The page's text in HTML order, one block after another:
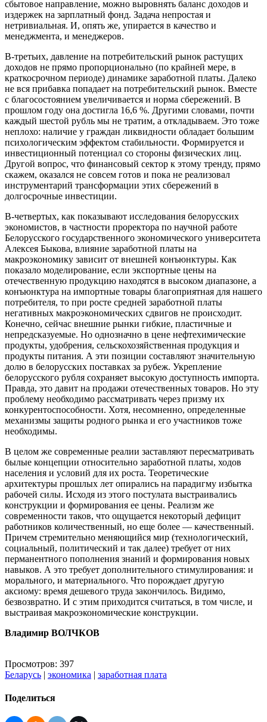
сбытовое направление, можно выровнять баланс доходов и
издержек на зарплатный фонд. Задача непростая и
нетривиальная. И, опять же, упирается в качество и
менеджмента, и менеджеров.
В-третьих, давление на потребительский рынок растущих
доходов не прямо пропорционально (по крайней мере, в
краткосрочном периоде) динамике заработной платы. Далеко
не вся прибавка попадает на потребительский рынок. Вместе
с благосостоянием увеличивается и норма сбережений. В
прошлом году она достигла 16,6 %. Другими словами, почти
каждый шестой рубль мы не тратим, а откладываем. Это тоже
неплохо: наличие у граждан ликвидности обладает большим
психологическим эффектом стабильности. Формируется и
инвестиционный потенциал со стороны физических лиц.
Другой вопрос, что финансовый сектор к этому тренду, прямо
скажем, оказался не совсем готов и пока не реализовал
инструментарий трансформации этих сбережений в
долгосрочные инвестиции.
В-четвертых, как показывают исследования белорусских
экономистов, в частности проректора по научной работе
Белорусского государственного экономического университета
Алексея Быкова, влияние заработной платы на
макроэкономику зависит от внешней конъюнктуры. Как
показало моделирование, если экспортные цены на
отечественную продукцию находятся в высоком диапазоне, а
конъюнктура на импортные товары благоприятная для нашего
потребителя, то при росте средней заработной платы
негативных макроэкономических сдвигов не происходит.
Конечно, сейчас внешние рынки гибкие, пластичные и
непредсказуемые. Но однозначно в цене нефтехимические
продукты, удобрения, сельскохозяйственная продукция и
продукты питания. А эти позиции составляют значительную
долю в белорусских поставках за рубеж. Укрепление
белорусского рубля сохраняет высокую доступность импорта.
Правда, это давит на продажи отечественных товаров. Но эту
проблему необходимо рассматривать через призму их
конкурентоспособности. Хотя, несомненно, определенные
механизмы защиты родного рынка и его участников тоже
необходимы.
В целом же современные реалии заставляют пересматривать
былые концепции относительно заработной платы, ходов
населения и условий для их роста. Теоретические
архитектуры прошлых лет опирались на парадигму избытка
рабочей силы. Исходя из этого постулата выстраивались
конструкции и формирования ее цены. Реализм же
современности таков, что ощущается некоторый дефицит
работников количественный, но еще более — качественный.
Причем стремительно меняющийся мир (технологический,
социальный, политический и так далее) требует от них
перманентного пополнения знаний и формирования новых
навыков. А это требует дополнительного стимулирования: и
морального, и материального. Что порождает другую
аксиому: время дешевого труда закончилось. Видимо,
безвозвратно. И с этим приходится считаться, в том числе, и
выстраивая макроэкономические конструкции.
Владимир ВОЛЧКОВ
Просмотров: 397
Беларусь | экономика | заработная плата
Поделиться